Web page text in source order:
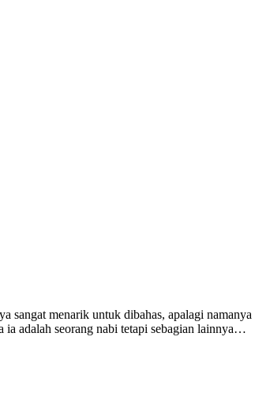
sangat menarik untuk dibahas, apalagi namanya
ia adalah seorang nabi tetapi sebagian lainnya…